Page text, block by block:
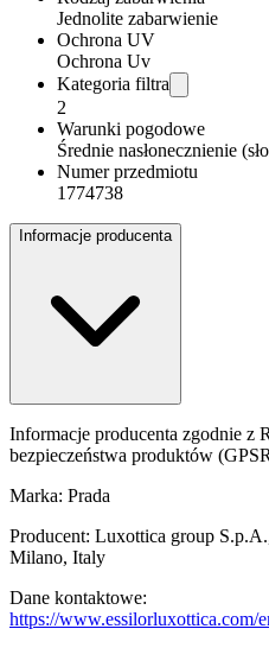
Jednolite zabarwienie
Ochrona UV
Ochrona Uv
Kategoria filtra
2
Warunki pogodowe
Średnie nasłonecznienie
Numer przedmiotu
1774738
Informacje producenta
Informacje producenta zgodnie z
bezpieczeństwa produktów
Marka: Prada
Producent: Luxottica group
Milano, Italy
Dane kontaktowe:
https://www.essilorluxottica.com/